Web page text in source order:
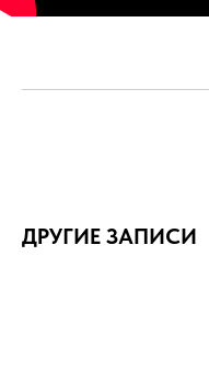
ДРУГИЕ ЗАПИСИ